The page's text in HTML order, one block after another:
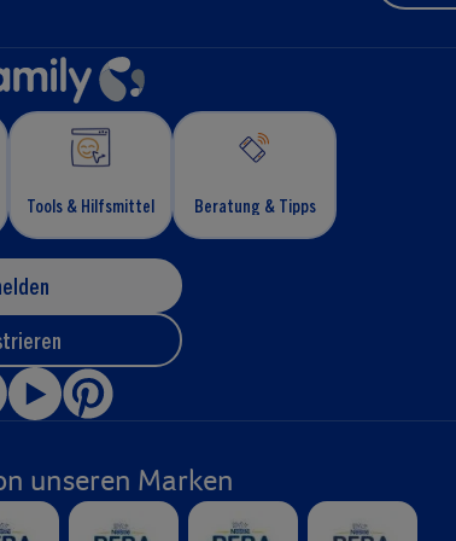
Tools & Hilfsmittel Beratung &​ Tipps
unseren Marken